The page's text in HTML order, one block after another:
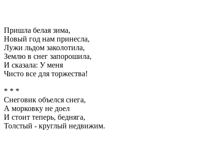
Пришла белая зима,
Новый год нам принесла,
Лужи льдом заколотила,
Землю в снег запорошила,
И сказала: У меня
Чисто все для торжества!
* * *
Снеговик объелся снега,
А морковку не доел
И стоит теперь, бедняга,
Толстый - круглый недвижим.